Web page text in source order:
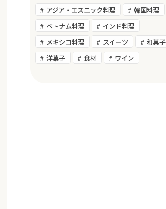
アジア・エスニック料理
韓国料理
ベトナム料理
インド料理
メキシコ料理
スイーツ
和菓子
洋菓子
食材 ワイン